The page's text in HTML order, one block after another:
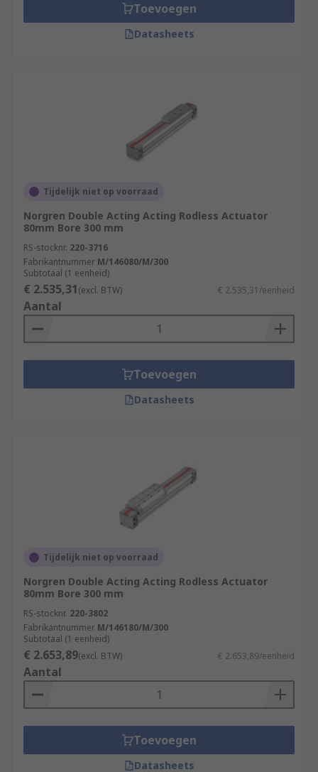
Toevoegen
Datasheets
Tijdelijk niet op voorraad
Norgren Double Acting Acting Rodless Actuator
80mm Bore 300 mm
RS-stocknr. 220-3716
Fabrikantnummer M/146080/M/300
Subtotaal (1 eenheid)
€ 2.535,31(excl. BTW) € 2.535,31/eenheid
Aantal
Toevoegen
Datasheets
Tijdelijk niet op voorraad
Norgren Double Acting Acting Rodless Actuator
80mm Bore 300 mm
RS-stocknr. 220-3802
Fabrikantnummer M/146180/M/300
Subtotaal (1 eenheid)
€ 2.653,89(excl. BTW) € 2.653,89/eenheid
Aantal
Toevoegen
Datasheets